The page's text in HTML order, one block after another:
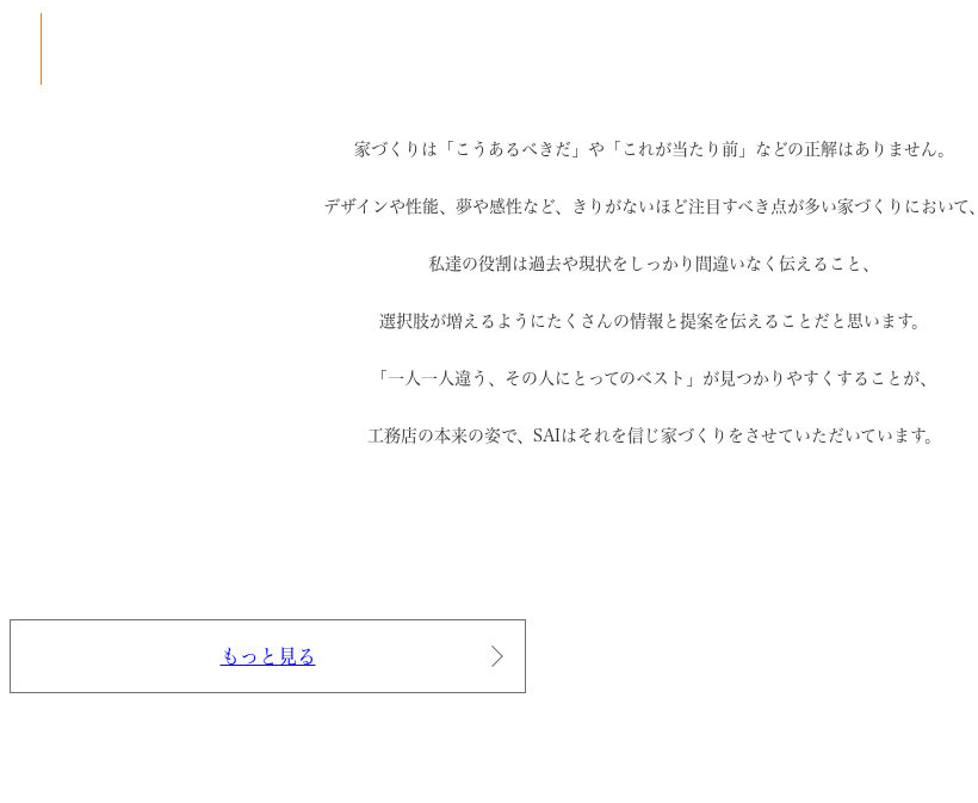
家づくりは「こうあるべきだ」や 「これが当たり前」などの正解はありません。
デザインや性能、夢や感性など、 きりがないほど注目すべき点が多い家づくりにおいて、
私達の役割は過去や現状を しっかり間違いなく伝えること、
選択肢が増えるように たくさんの情報と提案を伝えることだと思います。
「一人一人違う、その人にとってのベスト」 が見つかりやすくすることが、
工務店の本来の姿で、 SAIはそれを信じ家づくりをさせていただいています。
もっと見る